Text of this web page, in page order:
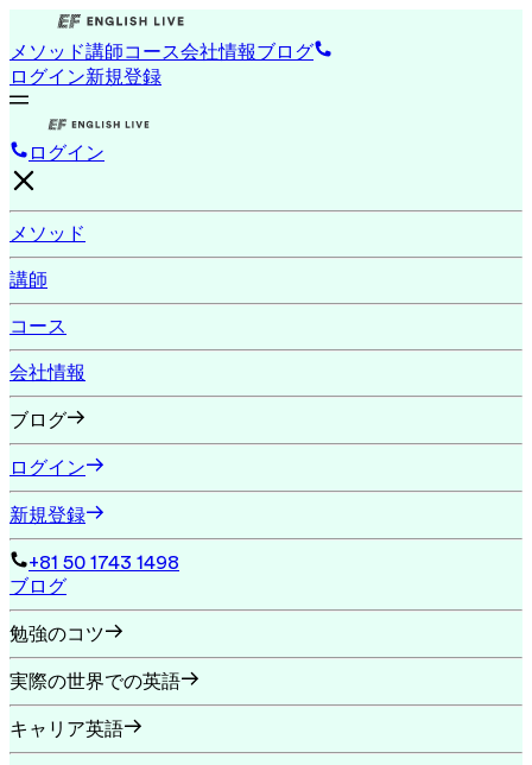
メソッド講師コース会社情報ブログ
ログイン新規登録
ログイン
メソッド
講師
コース
会社情報
ブログ
ログイン
新規登録
+81 50 1743 1498
ブログ
勉強のコツ
実際の世界での英語
キャリア英語